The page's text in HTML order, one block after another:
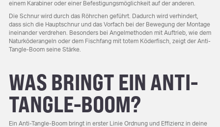
einem Karabiner oder einer Befestigungsmöglichkeit auf der anderen.
Die Schnur wird durch das Röhrchen geführt. Dadurch wird verhindert,
dass sich die Hauptschnur und das Vorfach bei der Bewegung der Montage
ineinander verdrehen. Besonders bei Angelmethoden mit Auftrieb, wie dem
Naturköderangeln oder dem Fischfang mit totem Köderfisch, zeigt der Anti-
Tangle-Boom seine Stärke.
WAS BRINGT EIN ANTI-
TANGLE-BOOM?
Ein Anti-Tangle-Boom bringt in erster Linie Ordnung und Effizienz in deine